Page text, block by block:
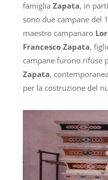
famiglia Zapata, in
sono due campane del
maestro campanaro
Francesco Zapata,
campane furono rifuse
Zapata,
per la costruzione del